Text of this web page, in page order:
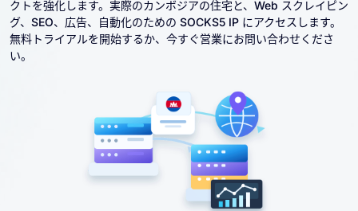
クトを強化します。実際のカンボジアの住宅と、Web スクレイピン
グ、SEO、広告、自動化のための SOCKS5 IP にアクセスします。
無料トライアルを開始するか、今すぐ営業にお問い合わせくださ
い。